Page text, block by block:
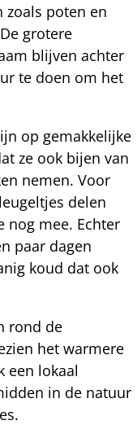
zoals poten en
grotere
blijven achter
te doen om het
op gemakkelijke
ze ook bijen van
nemen. Voor
delen
nog mee. Echter
paar dagen
koud dat ook
rond de
het warmere
een lokaal
in de natuur